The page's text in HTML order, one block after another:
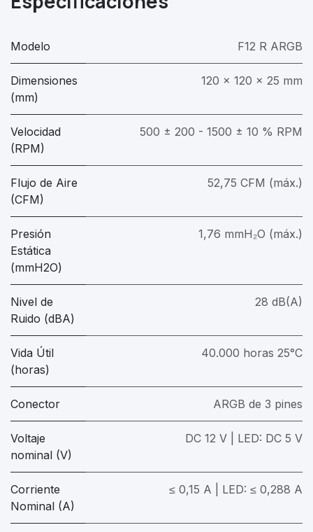
Modelo F12 R ARGB
Dimensiones
(mm)
120 x 120 x 25 mm
Velocidad
(RPM)
500 ± 200 - 1500 ± 10 % RPM
Flujo de Aire
(CFM)
52,75 CFM (máx.)
Presión
Estática
(mmH2O)
1,76 mmH₂O (máx.)
Nivel de
Ruido (dBA)
28 dB(A)
Vida Útil
(horas)
40.000 horas 25°C
Conector ARGB de 3 pines
Voltaje
nominal (V)
DC 12 V | LED: DC 5 V
Corriente
Nominal (A)
≤ 0,15 A | LED: ≤ 0,288 A